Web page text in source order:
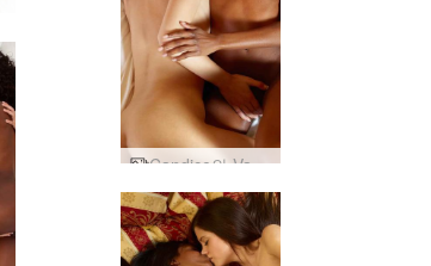
Candice와 Valerie 흑단과 ivory